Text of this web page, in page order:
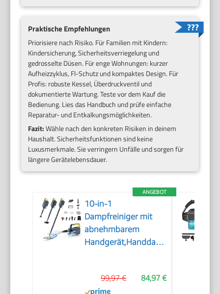
Praktische Empfehlungen
Priorisiere nach Risiko. Für Familien mit Kindern:
Kindersicherung, Sicherheitsverriegelung und
gedrosselte Düsen. Für enge Wohnungen: kurzer
Aufheizzyklus, FI-Schutz und kompaktes Design. Für
Profis: robuste Kessel, Überdruckventil und
dokumentierte Wartung. Teste vor dem Kauf die
Bedienung. Lies das Handbuch und prüfe einfache
Reparatur- und Entkalkungsmöglichkeiten.
Fazit:Wähle nach den konkreten Risiken in deinem
Haushalt. Sicherheitsfunktionen sind keine
Luxusmerkmale. Sie verringern Unfälle und sorgen für
längere Gerätelebensdauer.
ANGEBOT
10-in-1
Dampfreiniger mit
abnehmbarem
Handgerät,Handdampfreiniger
84,97 €
99,97 €